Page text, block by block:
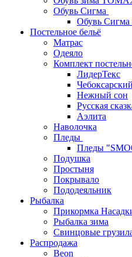
Обувь Сигма
Обувь Сигма
Постельное бельё
Матрас
Одеяло
Комплект
ЛидерТекс
Нежный сон
Русская
Аэлита
Наволочка
Пледы
Пледы
Подушка
Простыня
Покрывало
Пододеяльник
Рыбалка
Прикормка
Рыбалка зима
Свинцовые
Распродажа
Beon